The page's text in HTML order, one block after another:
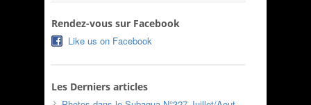
Rendez-vous sur Facebook
Like us on Facebook
Les Derniers articles